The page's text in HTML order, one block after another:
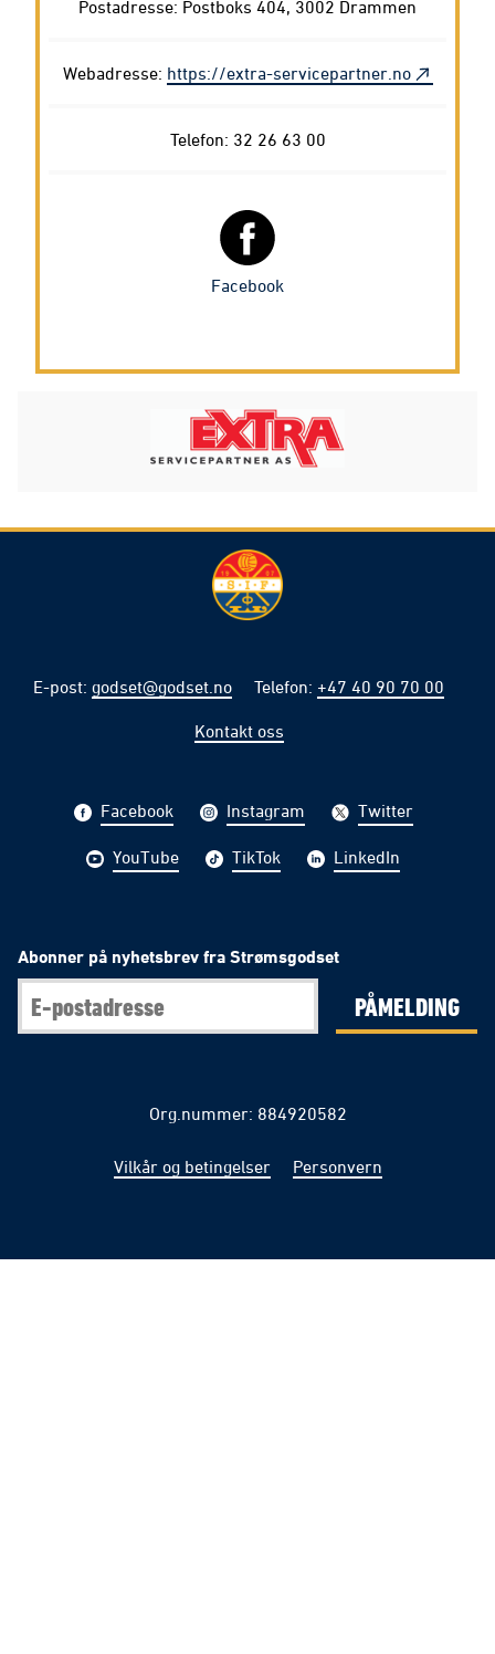
Postadresse: Postboks 404, 3002 Drammen
Webadresse: https://extra-servicepartner.no
Telefon: 32 26 63 00
Facebook
E-post: godset@godset.no Telefon: +47 40 90 70 00
Kontakt oss
Facebook Instagram Twitter
YouTube TikTok LinkedIn
Abonner på nyhetsbrev fra Strømsgodset
PÅMELDING
Org.nummer: 884920582
Vilkår og betingelser Personvern